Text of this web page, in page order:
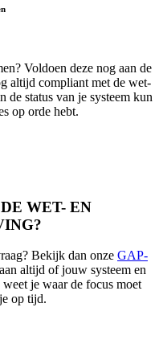
Voldoen deze nog aan de
altijd compliant met de wet-
de status van je systeem kun
op orde hebt.
WET- EN
Bekijk dan onze GAP-
altijd of jouw systeem en
je waar de focus moet
op tijd.